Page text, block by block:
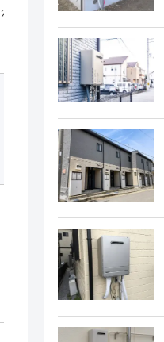
24時間 年中
最短20分
記載なし
最短30分